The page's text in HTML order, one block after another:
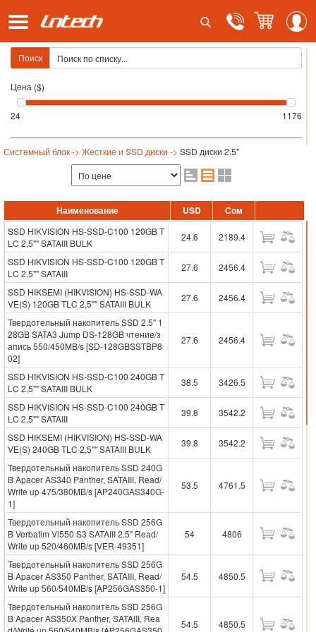
Системный блок -> Жесткие и SSD диски -> SSD диски 2.5"
Наименование USD Сом
SSD HIKVISION HS-SSD-C100 120GB T
LC 2,5"" SATAIII BULK
24.6 2189.4
SSD HIKVISION HS-SSD-C100 120GB T
LC 2,5"" SATAIII
27.6 2456.4
SSD HIKSEMI (HIKVISION) HS-SSD-WA
VE(S) 120GB TLC 2,5"" SATAIII BULK
27.6 2456.4
Твердотельный накопитель SSD 2.5" 1
28GB SATA3 Jump DS-128GB чтение/з
апись 550/450MB/s [SD-128GBSSTBP8
02]
27.6 2456.4
SSD HIKVISION HS-SSD-C100 240GB T
LC 2,5"" SATAIII BULK
38.5 3426.5
SSD HIKVISION HS-SSD-C100 240GB T
LC 2,5"" SATAIII
39.8 3542.2
SSD HIKSEMI (HIKVISION) HS-SSD-WA
VE(S) 240GB TLC 2,5"" SATAIII BULK
39.8 3542.2
Твердотельный накопитель SSD 240G
B Apacer AS340 Panther, SATAIII, Read/
Write up 475/380MB/s [AP240GAS340G-
1]
53.5 4761.5
Твердотельный накопитель SSD 256G
B Verbatim Vi550 S3 SATAIII 2.5" Read/
Write up 520/460MB/s [VER-49351]
54 4806
Твердотельный накопитель SSD 256G
B Apacer AS350 Panther, SATAIII, Read/
Write up 560/540MB/s [AP256GAS350-1]
54.5 4850.5
Твердотельный накопитель SSD 256G
B Apacer AS350X Panther, SATAIII, Rea
54.5 4850.5
Поиск
Цена ($)
24 1176